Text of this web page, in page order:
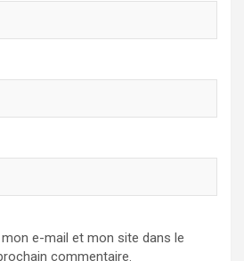
e-mail et mon site dans le
commentaire.